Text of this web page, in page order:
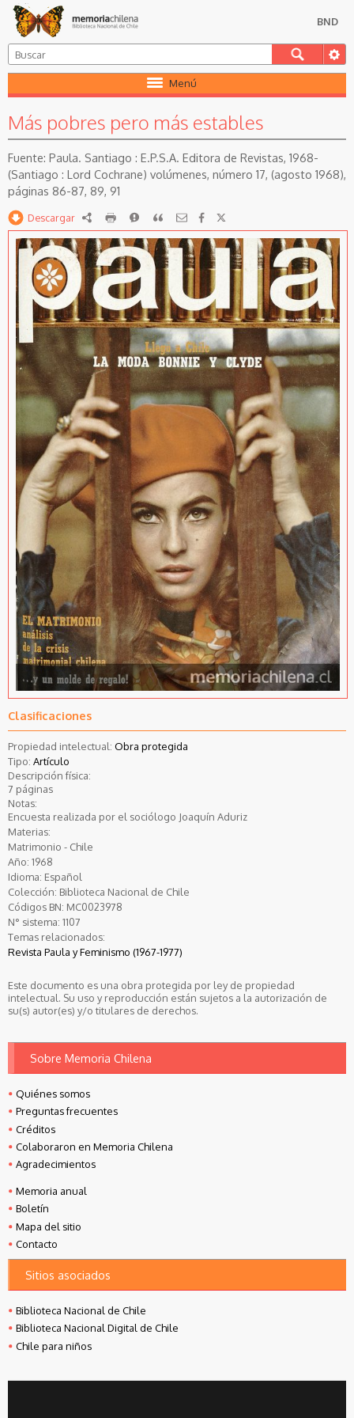
BND
Menú
Más pobres pero más estables
Paula. Santiago : E.P.S.A. Editora de Revistas, 1968-
(Santiago : Lord Cochrane) volúmenes, número 17, (agosto 1968),
páginas 86-87, 89, 91
Descargar RDF imprimirReportarCitar
Clasificaciones
Propiedad intelectual: Obra protegida
Tipo: Artículo
Descripción física:
7 páginas
Notas:
Encuesta realizada por el sociólogo Joaquín Aduriz
Materias:
Matrimonio - Chile
Año: 1968
Idioma: Español
Colección: Biblioteca Nacional de Chile
Códigos BN: MC0023978
N° sistema: 1107
Temas relacionados:
Revista Paula y Feminismo (1967-1977)
Este documento es una obra protegida por ley de propiedad
intelectual. Su uso y reproducción están sujetos a la autorización de
su(s) autor(es) y/o titulares de derechos.
Sobre Memoria Chilena
Quiénes somos
Preguntas frecuentes
Créditos
Colaboraron en Memoria Chilena
Agradecimientos
Memoria anual
Boletín
Mapa del sitio
Contacto
Sitios asociados
Biblioteca Nacional de Chile
Biblioteca Nacional Digital de Chile
Chile para niños